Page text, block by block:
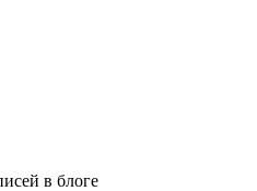
в блоге